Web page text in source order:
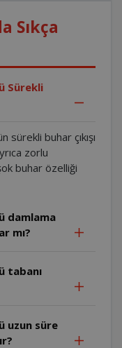
Sıkça
Sürekli
sürekli buhar çıkışı
zorlu
buhar özelliği
damlama
mı?
tabanı
uzun süre